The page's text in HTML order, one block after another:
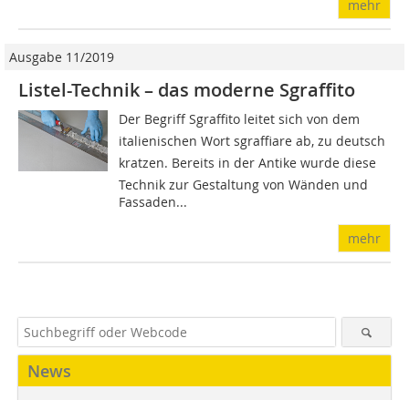
mehr
Ausgabe 11/2019
Listel-Technik – das moderne Sgraffito
Der Begriff Sgraffito leitet sich von dem
italienischen Wort sgraffiare ab, zu deutsch
kratzen. Bereits in der Antike wurde diese
Technik zur Gestaltung von Wänden und
Fassaden...
mehr
News